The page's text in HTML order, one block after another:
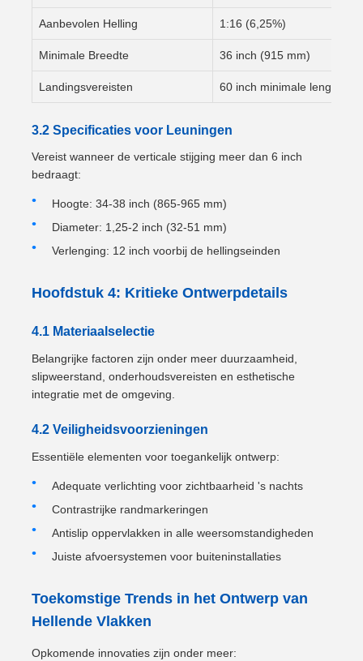
Aanbevolen Helling 1:16 (6,25%)
Minimale Breedte 36 inch (915 mm)
Landingsvereisten 60 inch minimale lengte
3.2 Specificaties voor Leuningen
Vereist wanneer de verticale stijging meer dan 6 inch
bedraagt:
Hoogte: 34-38 inch (865-965 mm)
Diameter: 1,25-2 inch (32-51 mm)
Verlenging: 12 inch voorbij de hellingseinden
Hoofdstuk 4: Kritieke Ontwerpdetails
4.1 Materiaalselectie
Belangrijke factoren zijn onder meer duurzaamheid,
slipweerstand, onderhoudsvereisten en esthetische
integratie met de omgeving.
4.2 Veiligheidsvoorzieningen
Essentiële elementen voor toegankelijk ontwerp:
Adequate verlichting voor zichtbaarheid 's nachts
Contrastrijke randmarkeringen
Antislip oppervlakken in alle weersomstandigheden
Juiste afvoersystemen voor buiteninstallaties
Toekomstige Trends in het Ontwerp van
Hellende Vlakken
Opkomende innovaties zijn onder meer: